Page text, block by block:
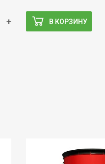
+ В КОРЗИНУ